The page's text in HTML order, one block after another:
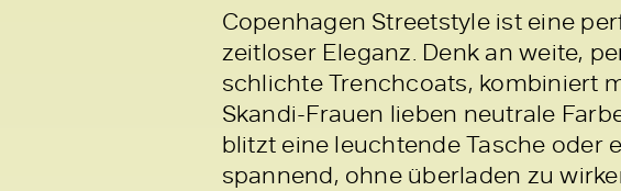
Copenhagen Streetstyle ist eine
zeitloser Eleganz. Denk an weite,
schlichte Trenchcoats, kombiniert
Skandi-Frauen lieben neutrale
blitzt eine leuchtende Tasche oder
spannend, ohne überladen zu